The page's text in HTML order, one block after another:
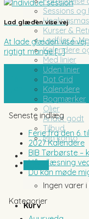
Sessions og
Kurser &
Lydfiler &
Kalendere
Med linier
Uden linier
Dot Grid
Kalendere
Bogmærker
Olier
Andet godt
Tilbud
Min konto
Ingen varer i
Kurv
Lad glæden vise vej
At lade glæden vise
rigtigt mange [...]
Seneste indlæg
Ferie fra den 6.
2027 Kalendere
BIB Tørbørste –
Håndlæsning
Du kan møde
Kategorier